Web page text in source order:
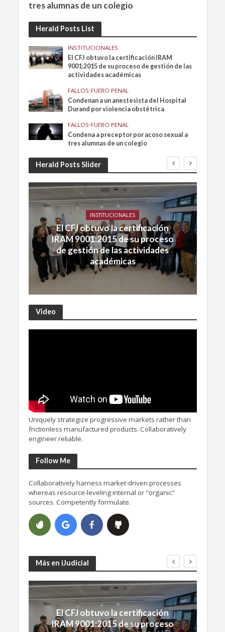
tres alumnas de un colegio
Herald Posts List
INSTITUCIONALES
El CFJ obtuvo la certificación IRAM
9001:2015 de su proceso de gestión de las
actividades académicas
FALLOS•FUERO PENAL
Condenan a un anestesista del Hospital
Durand por violencia obstétrica
FALLOS•FUERO PENAL
Condena a preceptor por acoso sexual a
tres alumnas de un colegio
Herald Posts Slider
INSTITUCIONALES
El CFJ obtuvo la certificación
IRAM 9001:2015 de su proceso
de gestión de las actividades
académicas
Video
Uniquely strategize progressive markets rather than
frictionless manufactured products. Collaboratively
engineer reliable.
Follow Me
Collaboratively harness market-driven processes
whereas resource-leveling internal or "organic"
sources. Competently formulate.
Más en iJudicial
El CFJ obtuvo la certificación
IRAM 9001:2015 de su proceso